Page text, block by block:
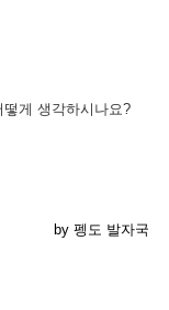
게 생각하시나요?
by 펭도 발자국